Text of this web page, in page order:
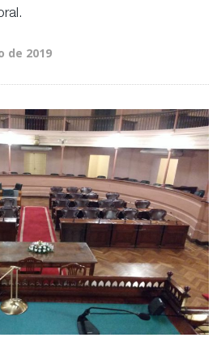
de 2019